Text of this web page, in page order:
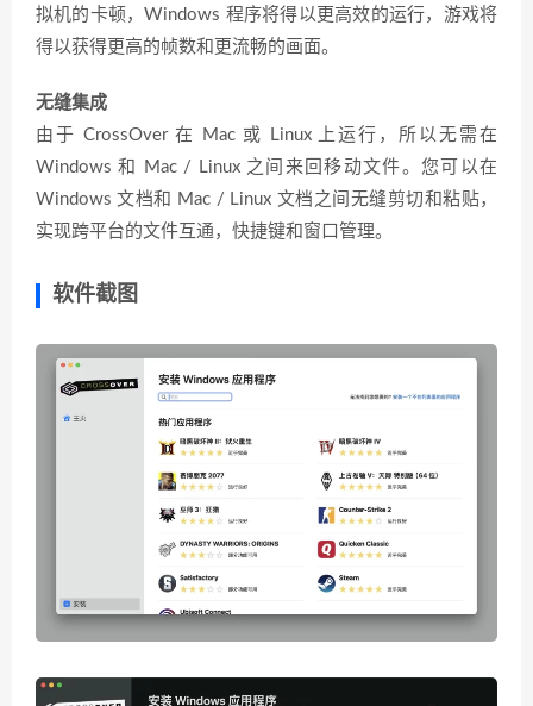
拟机的卡顿，Windows 程序将得以更高效的运行，游戏将
得以获得更高的帧数和更流畅的画面。
无缝集成
由于 CrossOver 在 Mac 或 Linux 上运行，所以无需在
Windows 和 Mac / Linux 之间来回移动文件。您可以在
Windows 文档和 Mac / Linux 文档之间无缝剪切和粘贴，
实现跨平台的文件互通，快捷键和窗口管理。
软件截图